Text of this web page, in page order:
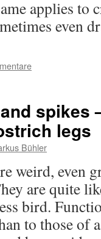
applies to
even
spikes
legs
Bühler
weird, even
are quite
bird.
to those of